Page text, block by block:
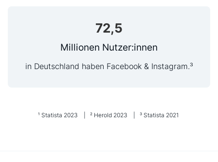
72,5
Millionen Nutzer:innen
in Deutschland haben Facebook & Instagram.³
¹ Statista 2023 | ² Herold 2023 | ³ Statista 2021